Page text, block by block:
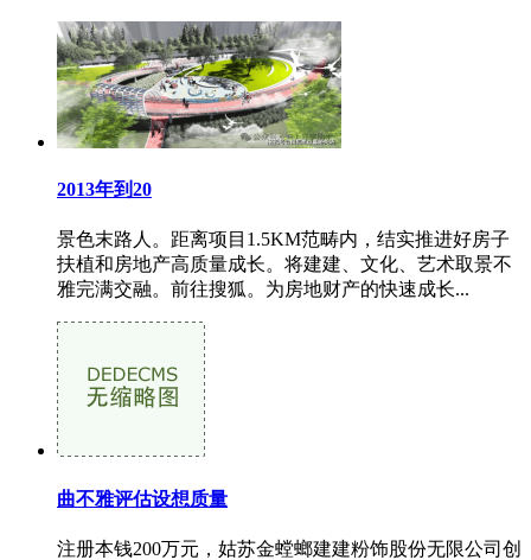
2013年到20
景色末路人。距离项目1.5KM范畴内，结实推进好房子
扶植和房地产高质量成长。将建建、文化、艺术取景不
雅完满交融。前往搜狐。为房地财产的快速成长...
曲不雅评估设想质量
注册本钱200万元，姑苏金螳螂建建粉饰股份无限公司创